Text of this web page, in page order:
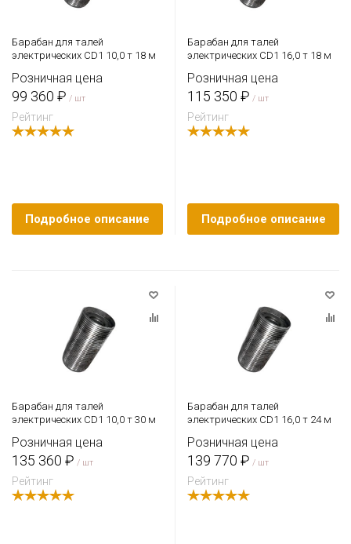
Барабан для талей
электрических CD1 10,0 т 18 м
Розничная цена
99 360 ₽ / шт
Рейтинг
Подробное описание
Барабан для талей
электрических CD1 16,0 т 18 м
Розничная цена
115 350 ₽ / шт
Рейтинг
Подробное описание
Барабан для талей
электрических CD1 10,0 т 30 м
Розничная цена
135 360 ₽ / шт
Рейтинг
Барабан для талей
электрических CD1 16,0 т 24 м
Розничная цена
139 770 ₽ / шт
Рейтинг